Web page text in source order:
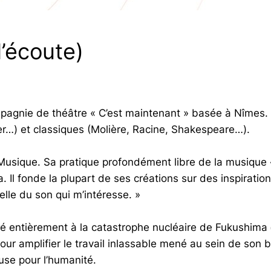
de théâtre « C’est maintenant » basée à
et classiques (Molière, Racine, Shakespeare…).
Sa pratique profondément libre de la musique
fonde la plupart de ses créations sur des
du son qui m’intéresse. »
entièrement à la catastrophe nucléaire de
amplifier le travail inlassable mené au sein de son
pour l’humanité.